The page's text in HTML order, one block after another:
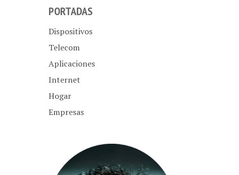
PORTADAS
Dispositivos
Telecom
Aplicaciones
Internet
Hogar
Empresas